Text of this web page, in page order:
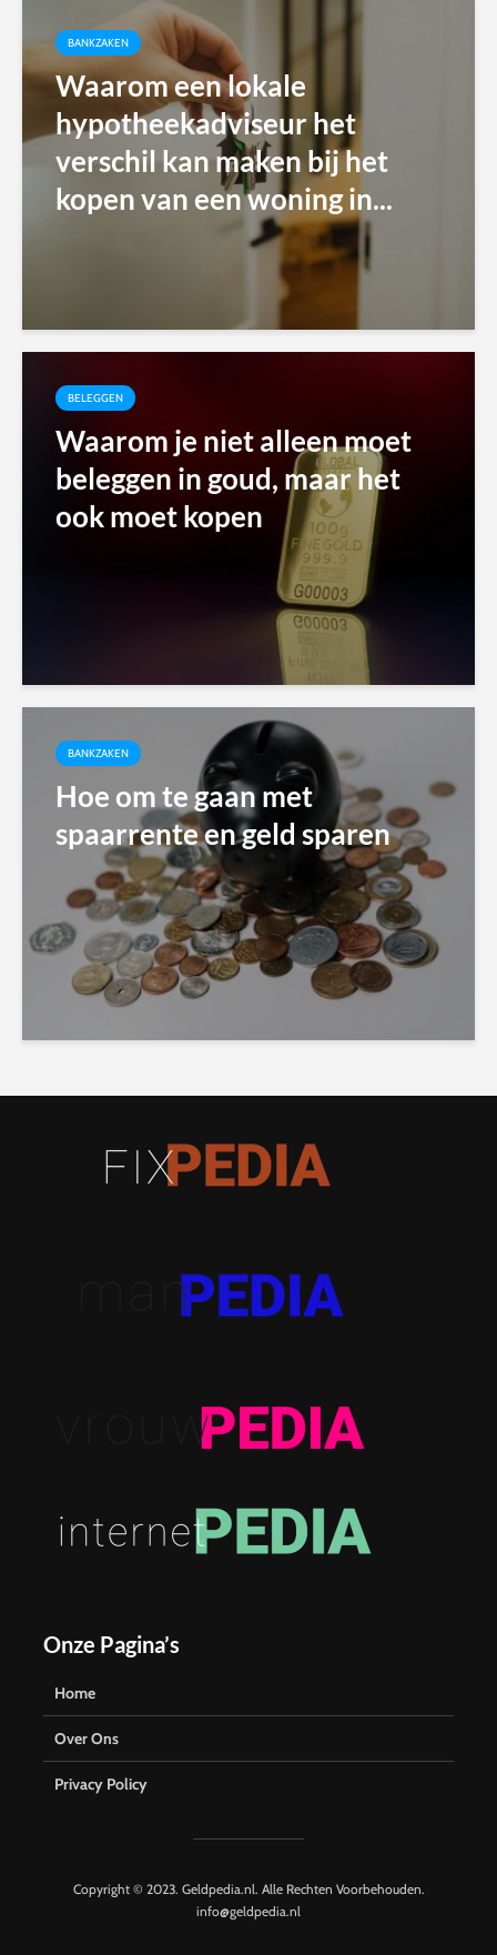
BANKZAKEN
Waarom een lokale
hypotheekadviseur het
verschil kan maken bij het
kopen van een woning in...
BELEGGEN
Waarom je niet alleen moet
beleggen in goud, maar het
ook moet kopen
BANKZAKEN
Hoe om te gaan met
spaarrente en geld sparen
Onze Pagina’s
Home
Over Ons
Privacy Policy
Copyright © 2023. Geldpedia.nl. Alle Rechten Voorbehouden.
info@geldpedia.nl